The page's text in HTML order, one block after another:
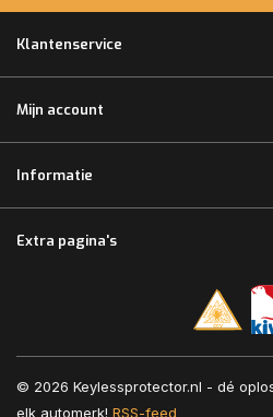
Klantenservice
Mijn account
Informatie
Extra pagina's
© 2026 Keylessprotector.nl - dé
elk automerk! RSS-feed